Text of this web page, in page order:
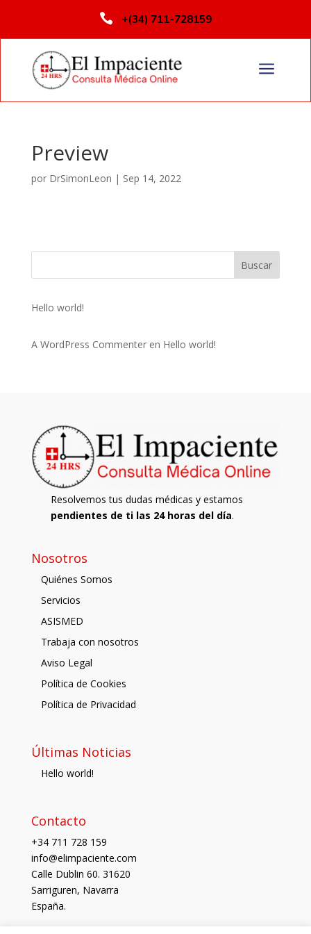
 +(34) 711-728159
a
Preview
por DrSimonLeon | Sep 14, 2022
Buscar
Hello world!
A WordPress Commenteren Hello world!
Resolvemos tus dudas médicas y estamos
pendientes de ti las 24 horas del día.
Nosotros
Quiénes Somos
Servicios
ASISMED
Trabaja con nosotros
Aviso Legal
Política de Cookies
Política de Privacidad
Últimas Noticias
Hello world!
Contacto
+34 711 728 159
info@elimpaciente.com
Calle Dublin 60. 31620
Sarriguren, Navarra
España.